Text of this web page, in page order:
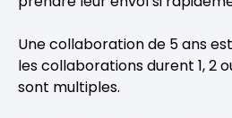
Une collaboration de 5 ans
les collaborations durent 1, 2
sont multiples.